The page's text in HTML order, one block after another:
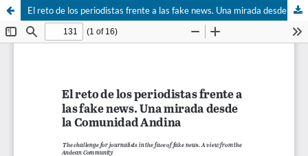
El reto de los periodistas frente a las fake news. Una mirada desde la Comunidad Andina.